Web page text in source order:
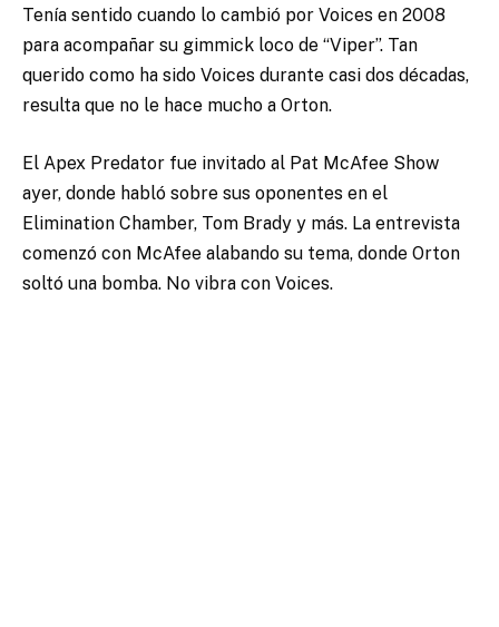
Tenía sentido cuando lo cambió por Voices en 2008
para acompañar su gimmick loco de “Viper”. Tan
querido como ha sido Voices durante casi dos décadas,
resulta que no le hace mucho a Orton.
El Apex Predator fue invitado al Pat McAfee Show
ayer, donde habló sobre sus oponentes en el
Elimination Chamber, Tom Brady y más. La entrevista
comenzó con McAfee alabando su tema, donde Orton
soltó una bomba. No vibra con Voices.